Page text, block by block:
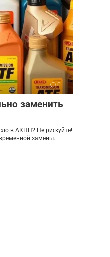
0
заменить
в АКПП? Не рискуйте!
замены.